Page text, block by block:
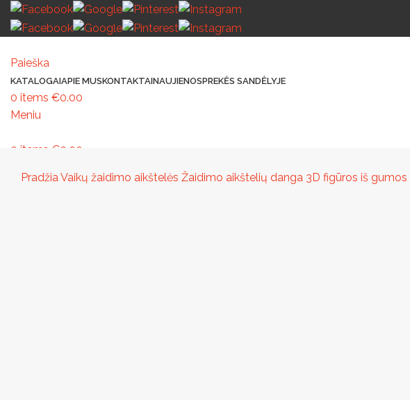
Paieška
KATALOGAIAPIE MUSKONTAKTAINAUJIENOSPREKĖS SANDĖLYJE
0 items €0.00
Meniu
0 items €0.00
Pradžia Vaikų žaidimo aikštelės Žaidimo aikštelių danga 3D figūros iš gumos